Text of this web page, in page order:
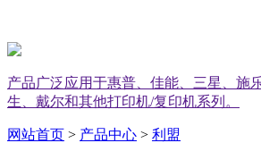
产品广泛应用于惠普、佳能、三星、施
生、戴尔和其他打印机/复印机系列。
网站首页 > 产品中心 > 利盟